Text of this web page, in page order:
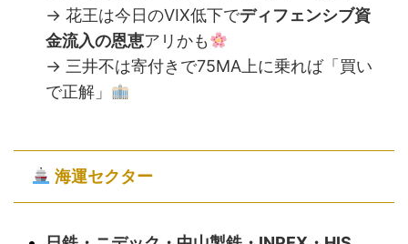
→ 花王は今日のVIX低下でディフェンシブ資
金流入の恩恵アリかも
→ 三井不は寄付きで75MA上に乗れば「買い
で正解」
海運セクター